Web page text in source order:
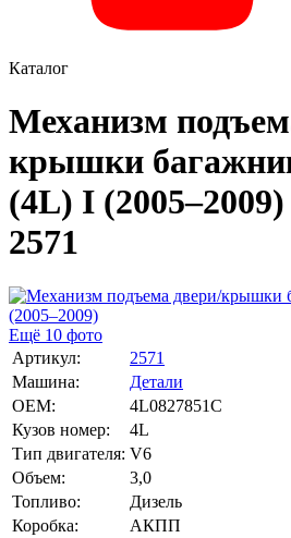
Каталог
Механизм
крышки
(4L) I
2571
Ещё 10 фото
Артикул:
2571
Машина:
Детали
OEM:
4L0827851C
Кузов номер:
4L
Тип двигателя: V6
Объем:
3,0
Топливо:
Дизель
Коробка:
АКПП